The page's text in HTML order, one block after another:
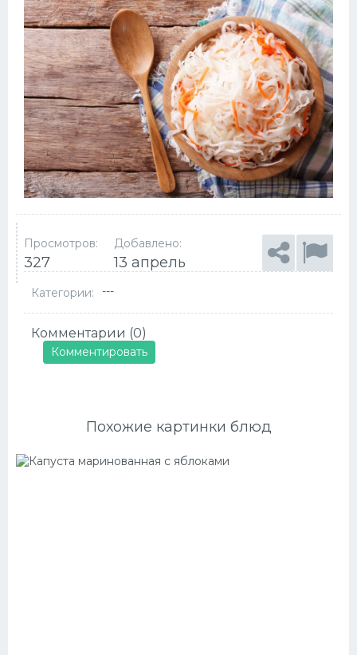
Просмотров:
327
Добавлено:
13 апрель
Категории: ---
Комментарии (0)
Комментировать
Похожие картинки блюд